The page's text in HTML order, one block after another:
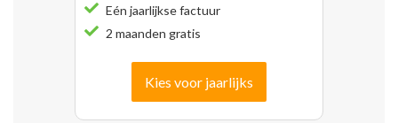
Eén jaarlijkse factuur
2 maanden gratis
Kies voor jaarlijks